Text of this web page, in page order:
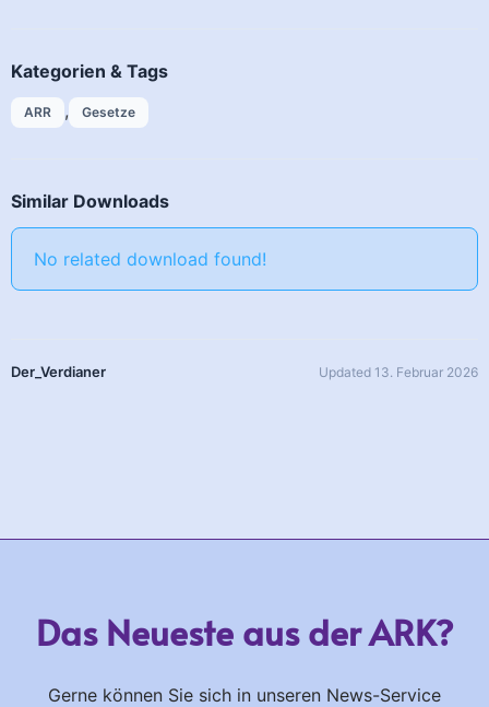
Kategorien & Tags
ARR , Gesetze
Similar Downloads
No related download found!
Der_Verdianer Updated 13. Februar 2026
Das Neueste aus der ARK?
Gerne können Sie sich in unseren News-Service